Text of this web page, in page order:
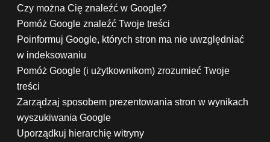
Czy można Cię znaleźć w Google?
Pomóż Google znaleźć Twoje treści
Poinformuj Google, których stron ma nie uwzględniać
w indeksowaniu
Pomóż Google (i użytkownikom) zrozumieć Twoje
treści
Zarządzaj sposobem prezentowania stron w wynikach
wyszukiwania Google
Uporządkuj hierarchię witryny